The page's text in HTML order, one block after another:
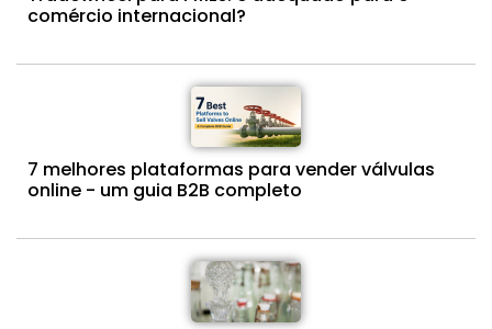
comércio internacional?
7 melhores plataformas para vender válvulas
online - um guia B2B completo